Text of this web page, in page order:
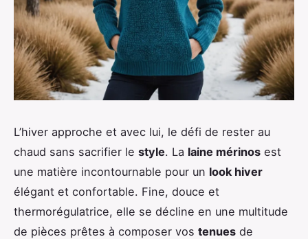
L’hiver approche et avec lui, le défi de rester au
chaud sans sacrifier le style. La laine mérinos est
une matière incontournable pour un look hiver
élégant et confortable. Fine, douce et
thermorégulatrice, elle se décline en une multitude
de pièces prêtes à composer vos tenues de